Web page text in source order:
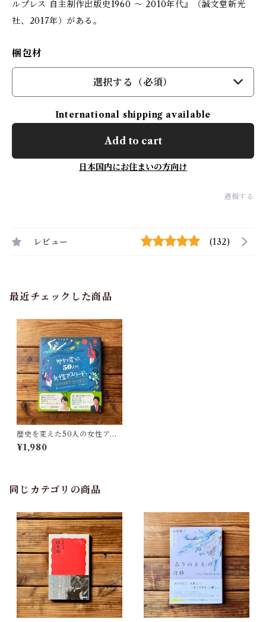
ルプレス 自主制作出版史1960 ～ 2010年代』（誠文堂新光
社、2017年）がある。
梱包材
選択する（必須）
International shipping available
Add to cart
日本国内にお住まいの方向け
通報する
レビュー (132)
最近チェックした商品
歴史を変えた50人の女性アス
リートたち｜レイチェル・イ
グノトフスキー, 野中 モモ(翻
¥1,980
同じカテゴリの商品